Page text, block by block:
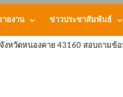
ายงาน ข่าวประชาสัมพันธ์
งหวัดหนองคาย 43160 สอบถามข้